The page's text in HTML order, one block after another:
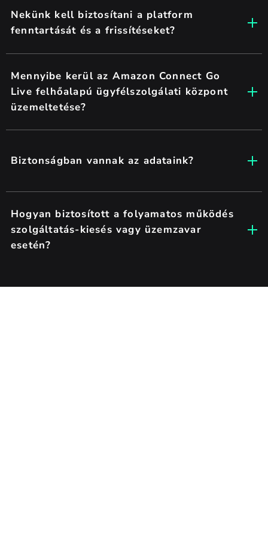
Nekünk kell biztosítani a platform
fenntartását és a frissítéseket?
Mennyibe kerül az Amazon Connect Go
Live felhőalapú ügyfélszolgálati központ
üzemeltetése?
Biztonságban vannak az adataink?
Hogyan biztosított a folyamatos működés
szolgáltatás-kiesés vagy üzemzavar
esetén?